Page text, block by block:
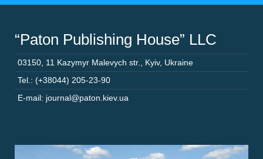
“Paton Publishing House” LLC
03150 11 Kazymyr Malevych str. Kyiv, Ukraine
Tel.: (+38044) 205-23-90
E-mail: journal@paton.kiev.ua